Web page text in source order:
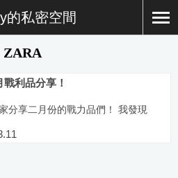
的私密空間
ZARA
利品分享！
分享二月份的戰力品們！ 我發現